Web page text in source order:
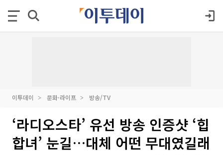
이투데이 문화·라이프 방송/TV
‘라디오스타’ 유선 방송 인증샷 ‘힙
합녀’ 눈길…대체 어떤 무대였길래